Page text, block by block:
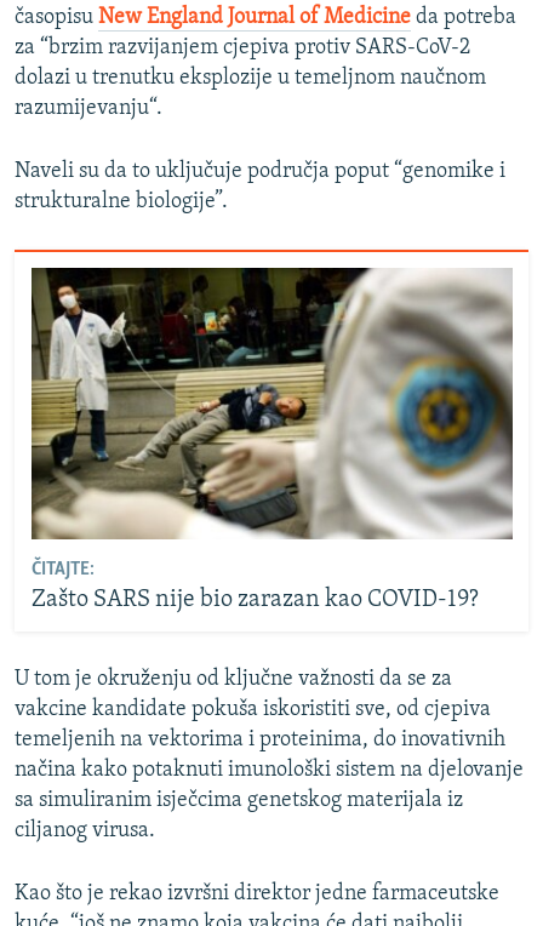
časopisu New England Journal of Medicine da potreba
za “brzim razvijanjem cjepiva protiv SARS-CoV-2
dolazi u trenutku eksplozije u temeljnom naučnom
razumijevanju“.
Naveli su da to uključuje područja poput “genomike i
strukturalne biologije”.
ČITAJTE:
Zašto SARS nije bio zarazan kao COVID-19?
U tom je okruženju od ključne važnosti da se za
vakcine kandidate pokuša iskoristiti sve, od cjepiva
temeljenih na vektorima i proteinima, do inovativnih
načina kako potaknuti imunološki sistem na djelovanje
sa simuliranim isječcima genetskog materijala iz
ciljanog virusa.
Kao što je rekao izvršni direktor jedne farmaceutske